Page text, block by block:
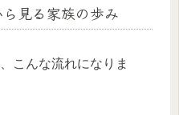
見る家族の歩み
こんな流れになりま